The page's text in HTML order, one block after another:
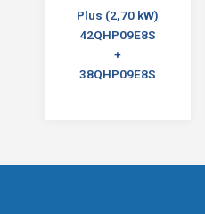
Plus (2,70 kW)
42QHP09E8S
+
38QHP09E8S